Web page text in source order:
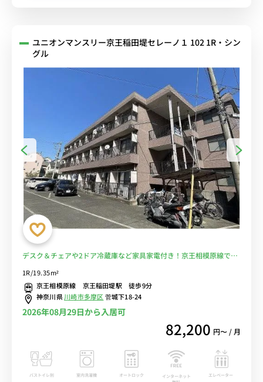
ユニオンマンスリー京王稲田堤セレーノ１ 102 1R・シン
グル
デスク＆チェアや2ドア冷蔵庫など家具家電付き！京王相模原線で橋
まとめて入居可■選べるWi-Fi格安レンタル中！
1R/19.35m²
京王相模原線 京王稲田堤駅 徒歩9分
神奈川県川崎市多摩区菅城下18-24
2026年08月29日から入居可
82,200 円〜 / 月
バストイレ別 室内洗濯機 オートロック
インターネット
エレベーター